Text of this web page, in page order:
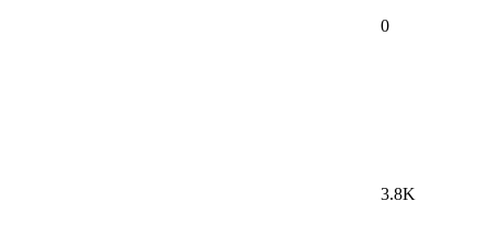
0
3.8K